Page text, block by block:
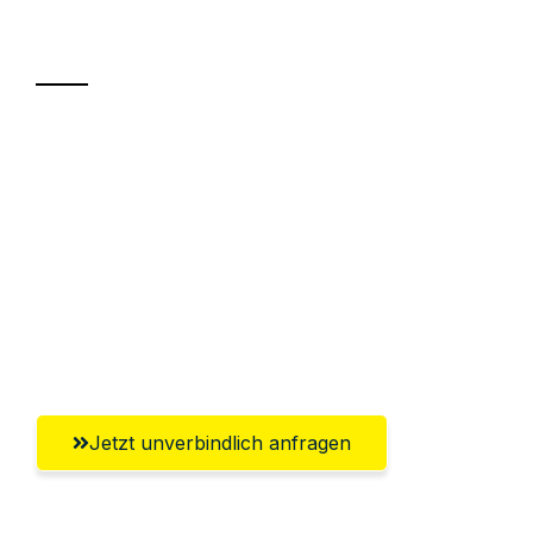
Jetzt unverbindlich anfragen